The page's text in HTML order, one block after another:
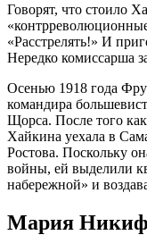
Говорят, что стоило
«Расстрелять!» И
Нередко комиссарша
Осенью 1918 года
командира
Щорса. После того
Хайкина уехала в
Ростова. Поскольку
войны, ей выделили
набережной» и
Мария